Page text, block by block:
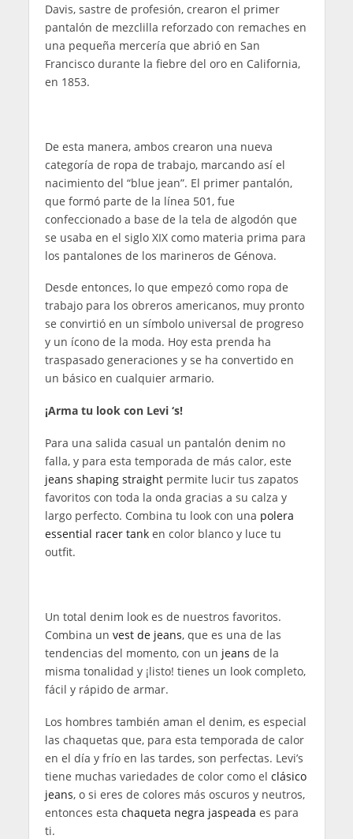
Davis, sastre de profesión, crearon el primer
pantalón de mezclilla reforzado con remaches en
una pequeña mercería que abrió en San
Francisco durante la fiebre del oro en California,
en 1853.
De esta manera, ambos crearon una nueva
categoría de ropa de trabajo, marcando así el
nacimiento del “blue jean”. El primer pantalón,
que formó parte de la línea 501, fue
confeccionado a base de la tela de algodón que
se usaba en el siglo XIX como materia prima para
los pantalones de los marineros de Génova.
Desde entonces, lo que empezó como ropa de
trabajo para los obreros americanos, muy pronto
se convirtió en un símbolo universal de progreso
y un ícono de la moda. Hoy esta prenda ha
traspasado generaciones y se ha convertido en
un básico en cualquier armario.
¡Arma tu look con Levi ‘s!
Para una salida casual un pantalón denim no
falla, y para esta temporada de más calor, este
jeans shaping straightpermite lucir tus zapatos
favoritos con toda la onda gracias a su calza y
largo perfecto. Combina tu look con una polera
essential racer tanken color blanco y luce tu
outfit.
Un total denim look es de nuestros favoritos.
Combina un vest de jeans, que es una de las
tendencias del momento, con un jeans de la
misma tonalidad y ¡listo! tienes un look completo,
fácil y rápido de armar.
Los hombres también aman el denim, es especial
las chaquetas que, para esta temporada de calor
en el día y frío en las tardes, son perfectas. Levi’s
tiene muchas variedades de color como el clásico
jeans, o si eres de colores más oscuros y neutros,
entonces esta chaqueta negra jaspeada es para
ti.